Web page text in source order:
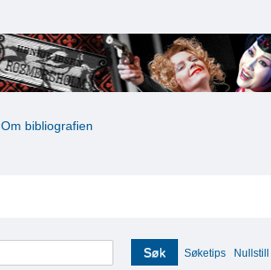
Om bibliografien
Søk Søketips Nullstill